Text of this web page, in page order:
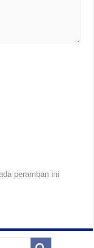
peramban ini